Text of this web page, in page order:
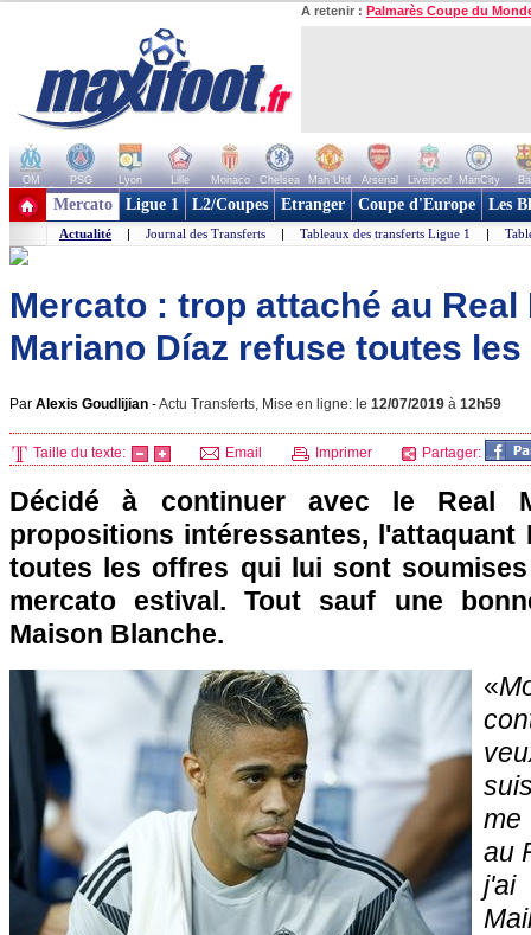
A retenir : Palmarès Coupe du
OM PSG Lyon Lille Monaco Chelsea Man Utd Arsenal Liverpool ManCity
+ de clubs
Mercato Ligue 1 L2/Coupes Etranger Coupe d'Europe Les
Actualité | Journal des Transferts | Tableaux des transferts Ligue 1 |
Mercato : trop attaché au Real
Mariano Díaz refuse toutes
Par Alexis Goudlijian -Actu Transferts, Mise en ligne: le 12/07/2019 à 12h59
Taille du texte: Email Imprimer Partager:
Décidé à continuer avec le Real
propositions intéressantes, l'attaquant
toutes les offres qui lui sont
mercato estival. Tout sauf une
Maison Blanche.
«
me
au
j'ai